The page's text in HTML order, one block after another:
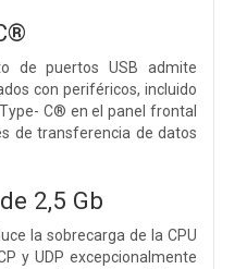
de puertos USB admite
con periféricos, incluido
C® en el panel frontal
de transferencia de datos
2,5 Gb
la sobrecarga de la CPU
y UDP excepcionalmente